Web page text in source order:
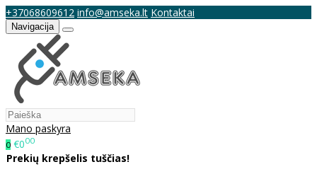
+37068609612 info@amseka.lt Kontaktai
Navigacija
Mano paskyra
0 €000
Prekių krepšelis tuščias!